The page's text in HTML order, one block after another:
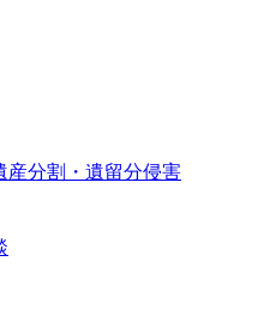
産分割・遺留分侵害